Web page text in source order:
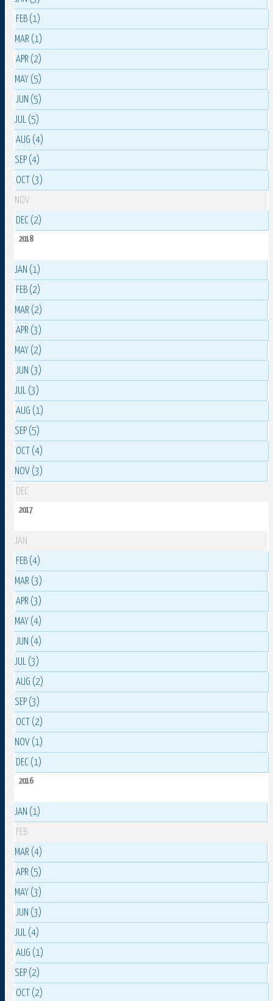
FEB (1)
MAR (1)
APR (2)
MAY (5)
JUN (5)
JUL (5)
AUG (4)
SEP (4)
OCT (3)
NOV
DEC (2)
2018
JAN (1)
FEB (2)
MAR (2)
APR (3)
MAY (2)
JUN (3)
JUL (3)
AUG (1)
SEP (5)
OCT (4)
NOV (3)
DEC
2017
JAN
FEB (4)
MAR (3)
APR (3)
MAY (4)
JUN (4)
JUL (3)
AUG (2)
SEP (3)
OCT (2)
NOV (1)
DEC (1)
2016
JAN (1)
FEB
MAR (4)
APR (5)
MAY (3)
JUN (3)
JUL (4)
AUG (1)
SEP (2)
OCT (2)